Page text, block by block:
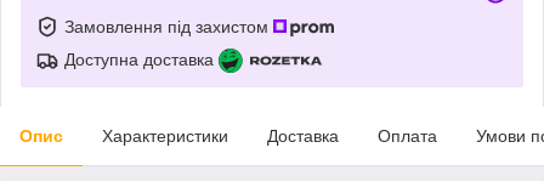
Замовлення під захистом
Доступна доставка
Опис Характеристики Доставка Оплата Умови